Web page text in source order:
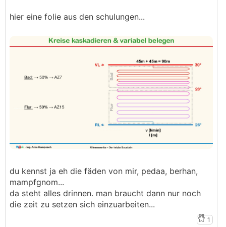
hier eine folie aus den schulungen...
du kennst ja eh die fäden von mir, pedaa, berhan,
mampfgnom...
da steht alles drinnen. man braucht dann nur noch
die zeit zu setzen sich einzuarbeiten...
1